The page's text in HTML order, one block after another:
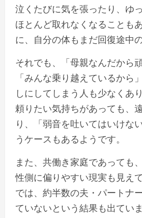
泣くたびに気を張ったり、ゆ
ほとんど取れなくなることも
に、自分の体もまだ回復途中
それでも、「母親なんだから
「みんな乗り越えているから
しにしてしまう人も少なくあ
頼りたい気持ちがあっても、
り、「弱音を吐いてはいけな
うケースもあるようです。
また、共働き家庭であっても
性側に偏りやすい現実も見え
では、約半数の夫・パートナ
ていないという結果も出ていま